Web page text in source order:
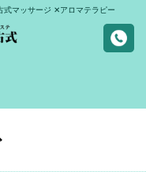
式マッサージ ✕アロマテラピー